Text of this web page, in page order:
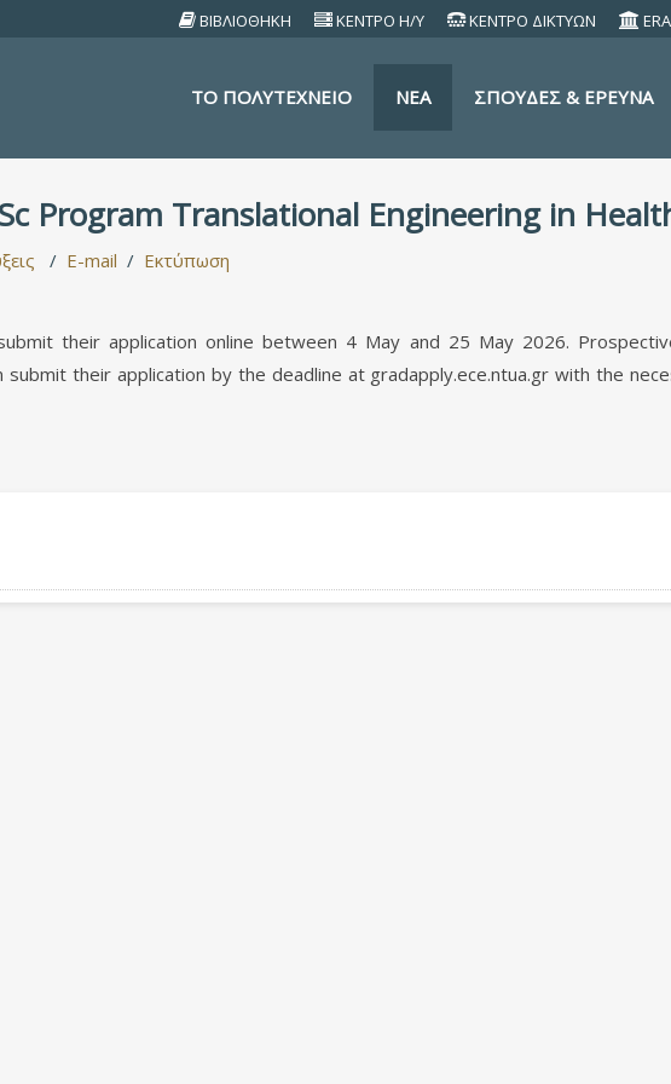
ΒΙΒΛΙΟΘΗΚΗ ΚΕΝΤΡΟ Η/Υ ΚΕΝΤΡΟ ΔΙΚΤΥΩΝ
TO ΠΟΛΥΤΕΧΝΕΙΟ ΝΕΑ ΣΠΟΥΔΕΣ & ΕΡΕΥΝΑ
Program Translational Engineering in
E-mail Εκτύπωση
their application online between 4 May and 25 May 2026.
their application by the deadline at gradapply.ece.ntua.gr with the